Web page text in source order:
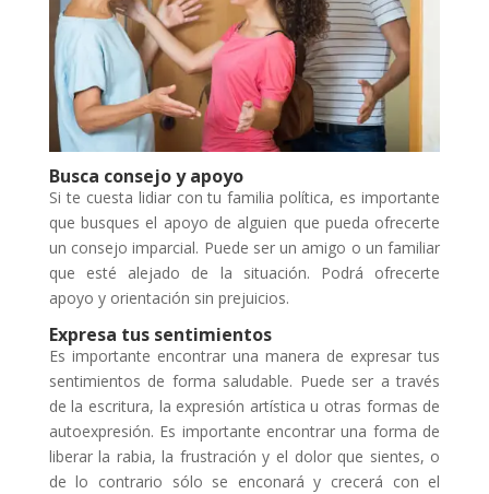
Busca consejo y apoyo
Si te cuesta lidiar con tu familia política, es importante
que busques el apoyo de alguien que pueda ofrecerte
un consejo imparcial. Puede ser un amigo o un familiar
que esté alejado de la situación. Podrá ofrecerte
apoyo y orientación sin prejuicios.
Expresa tus sentimientos
Es importante encontrar una manera de expresar tus
sentimientos de forma saludable. Puede ser a través
de la escritura, la expresión artística u otras formas de
autoexpresión. Es importante encontrar una forma de
liberar la rabia, la frustración y el dolor que sientes, o
de lo contrario sólo se enconará y crecerá con el